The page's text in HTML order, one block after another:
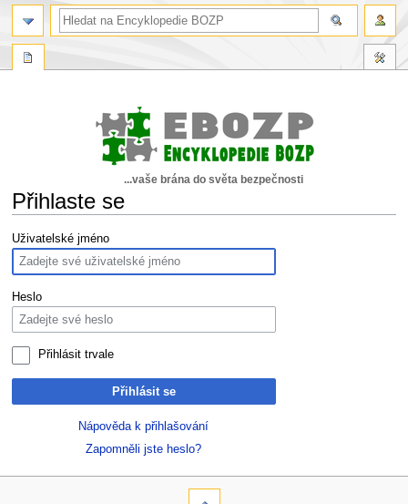
...vaše brána do světa bezpečnosti
Přihlaste se
Skočit
na
navigaci
Skočit
na
vyhledávání
Uživatelské jméno
Heslo
Přihlásit trvale
Přihlásit se
Nápověda k přihlašování
Zapomněli jste heslo?